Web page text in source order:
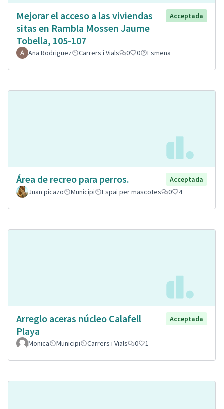
Mejorar el acceso a las viviendas
sitas en Rambla Mossen Jaume
Tobella, 105-107
Acceptada
Ana Rodriguez Carrers i Vials 0 0 Esmena
Área de recreo para perros.
Acceptada
Juan picazo
Municipi Espai per mascotes 0 4
Arreglo aceras núcleo Calafell
Playa
Acceptada
Monica Municipi Carrers i Vials 0 1